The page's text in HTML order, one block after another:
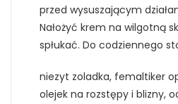
przed wysuszającym
Nałożyć krem na wilgotną
spłukać. Do codziennego
niezyt zoladka, femaltiker
olejek na rozstępy i blizny,